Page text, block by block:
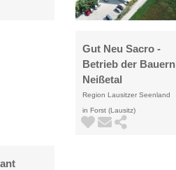
Gut Neu Sacro -
Betrieb der
Neißetal
Region Lausitzer Seenland
in Forst (Lausitz)